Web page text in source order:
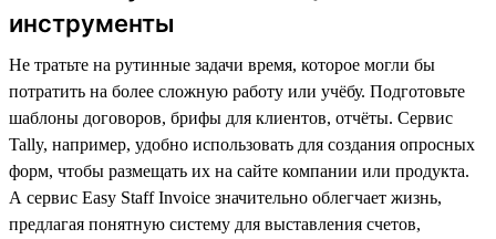
инструменты
Не тратьте на рутинные задачи время, которое могли бы
потратить на более сложную работу или учёбу. Подготовьте
шаблоны договоров, брифы для клиентов, отчёты. Сервис
Tally, например, удобно использовать для создания опросных
форм, чтобы размещать их на сайте компании или продукта.
А сервис Easy Staff Invoice значительно облегчает жизнь,
предлагая понятную систему для выставления счетов,